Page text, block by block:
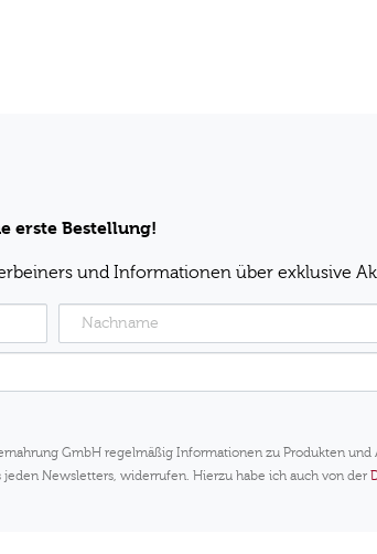
erste Bestellung!
und Informationen über exklusive
GmbH regelmäßig Informationen zu Produkten
Newsletters, widerrufen. Hierzu habe ich auch von der